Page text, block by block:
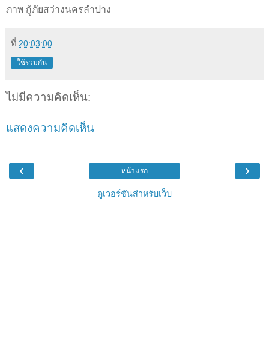
ภาพ กู้ภัยสว่างนครลำปาง
ที่ 20:03:00
ใช้ร่วมกัน
ไม่มีความคิดเห็น:
แสดงความคิดเห็น
‹ ›
หน้าแรก
ดูเวอร์ชันสำหรับเว็บ